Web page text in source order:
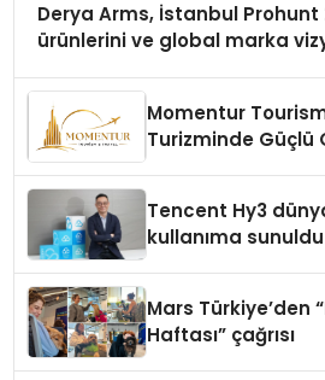
Derya Arms, İstanbul Prohunt
ürünlerini ve global marka
Momentur
Turizminde Güçlü
Tencent Hy3
kullanıma sunuldu
Mars Türkiye’den
Haftası” çağrısı